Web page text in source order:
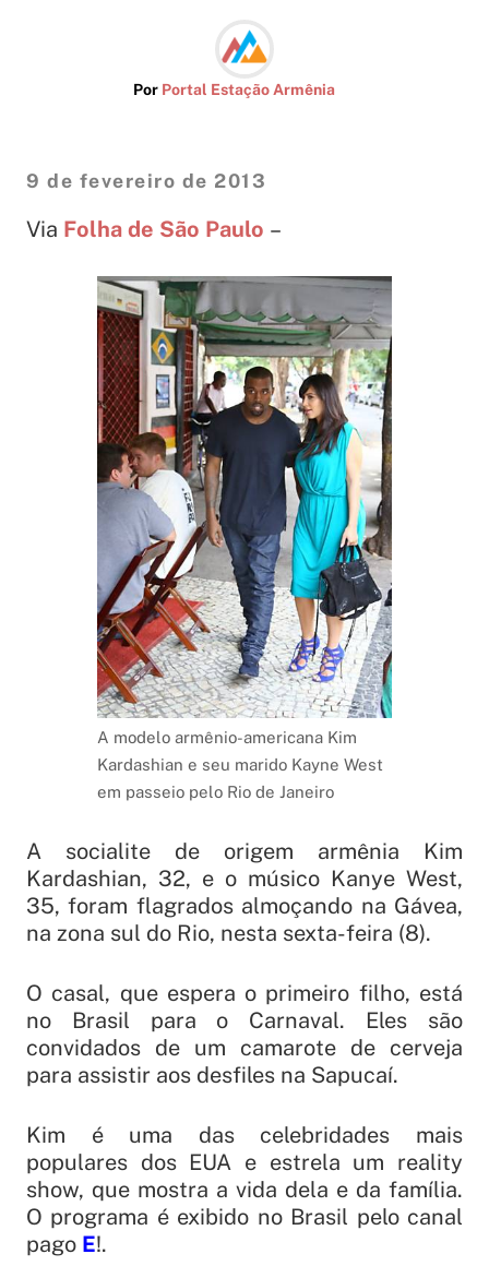
Por Portal Estação Armênia
9 de fevereiro de 2013
Via Folha de São Paulo –
A modelo armênio-americana Kim
Kardashian e seu marido Kayne West
em passeio pelo Rio de Janeiro
A socialite de origem armênia Kim
Kardashian, 32, e o músico Kanye West,
35, foram flagrados almoçando na Gávea,
na zona sul do Rio, nesta sexta-feira (8).
O casal, que espera o primeiro filho, está
no Brasil para o Carnaval. Eles são
convidados de um camarote de cerveja
para assistir aos desfiles na Sapucaí.
Kim é uma das celebridades mais
populares dos EUA e estrela um reality
show, que mostra a vida dela e da família.
O programa é exibido no Brasil pelo canal
pago E!.